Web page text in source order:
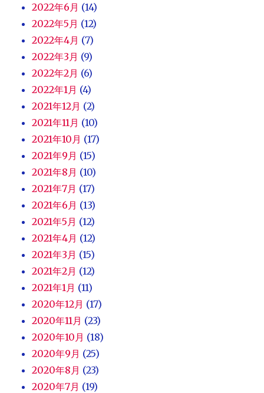
2022年6月 (14)
2022年5月 (12)
2022年4月 (7)
2022年3月 (9)
2022年2月 (6)
2022年1月 (4)
2021年12月 (2)
2021年11月 (10)
2021年10月 (17)
2021年9月 (15)
2021年8月 (10)
2021年7月 (17)
2021年6月 (13)
2021年5月 (12)
2021年4月 (12)
2021年3月 (15)
2021年2月 (12)
2021年1月 (11)
2020年12月 (17)
2020年11月 (23)
2020年10月 (18)
2020年9月 (25)
2020年8月 (23)
2020年7月 (19)